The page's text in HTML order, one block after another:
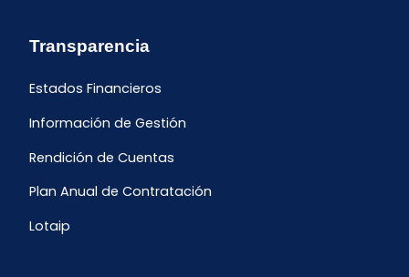
Transparencia
Estados Financieros
Información de Gestión
Rendición de Cuentas
Plan Anual de Contratación
Lotaip